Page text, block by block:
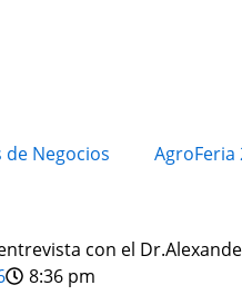
Negocios AgroFeria
con el
8:36 pm